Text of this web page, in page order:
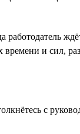
и сил,
с